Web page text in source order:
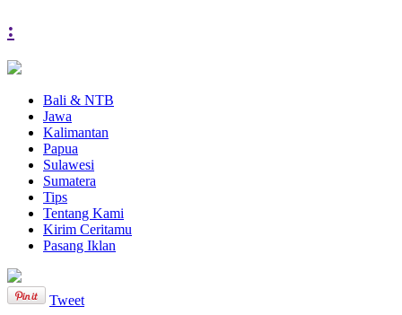
:
Bali & NTB
Jawa
Kalimantan
Papua
Sulawesi
Sumatera
Tips
Tentang Kami
Kirim Ceritamu
Pasang Iklan
Tweet